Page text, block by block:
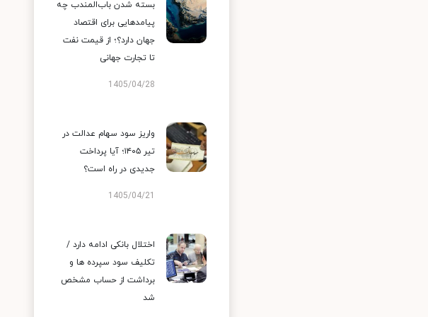
بسته شدن باب‌المندب چه
پیامدهایی برای اقتصاد
جهان دارد؟؛ از قیمت نفت
تا تجارت جهانی
1405/04/28
واریز سود سهام عدالت در
تیر ۱۴۰۵؛ آیا پرداخت
جدیدی در راه است؟
1405/04/21
اختلال بانکی ادامه دارد /
تکلیف سود سپرده ها و
برداشت از حساب مشخص
شد